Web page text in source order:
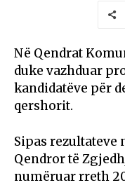
Në Qendrat
duke vazhduar
kandidatëve për
qershorit.
Sipas
Qendror të
numëruar rreth